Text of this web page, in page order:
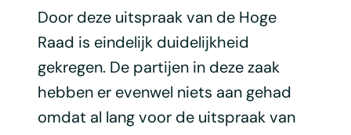
Door deze uitspraak van de Hoge
Raad is eindelijk duidelijkheid
gekregen. De partijen in deze zaak
hebben er evenwel niets aan gehad
omdat al lang voor de uitspraak van